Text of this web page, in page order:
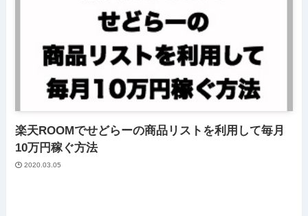
楽天ROOMでせどらーの商品リストを利用して毎月
10万円稼ぐ方法
2020.03.05